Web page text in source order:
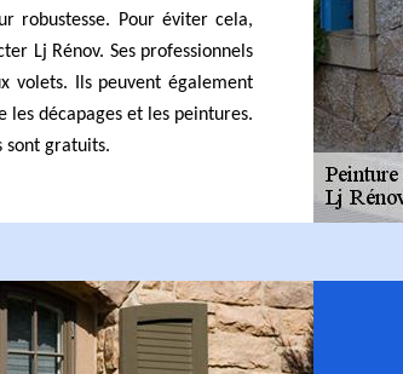
robustesse. Pour éviter cela,
Lj Rénov. Ses professionnels
volets. Ils peuvent également
décapages et les peintures.
sont gratuits.